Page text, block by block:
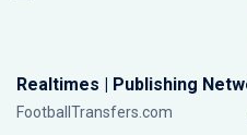
Realtimes | Publishing
FootballTransfers.com